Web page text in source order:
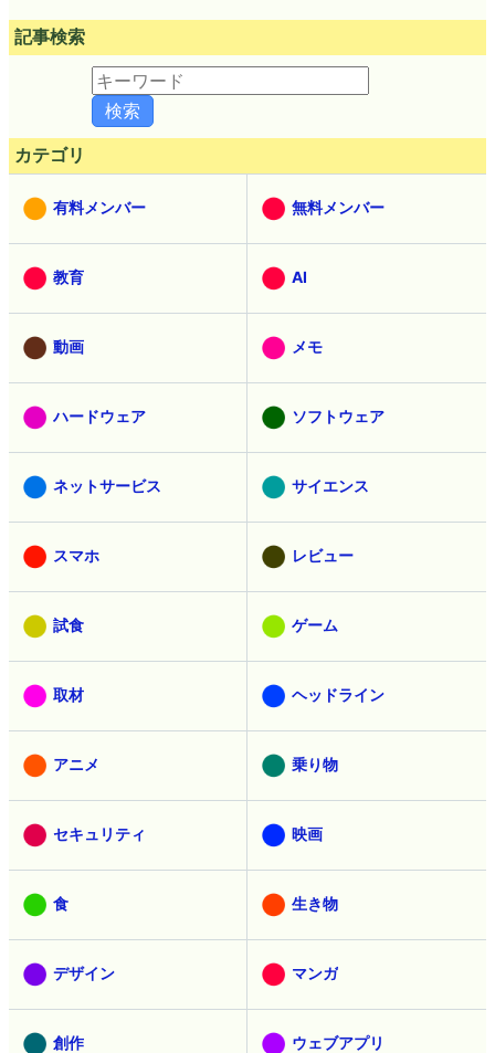
記事検索
カテゴリ
有料メンバー 無料メンバー
教育 AI
動画 メモ
ハードウェア ソフトウェア
ネットサービス サイエンス
スマホ レビュー
試食 ゲーム
取材 ヘッドライン
アニメ 乗り物
セキュリティ 映画
食 生き物
デザイン マンガ
創作 ウェブアプリ